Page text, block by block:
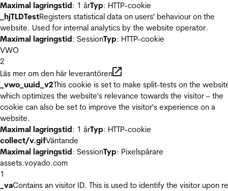
Maximal lagringstid: 1 årTyp: HTTP-cookie
_hjTLDTestRegisters statistical data on users' behaviour on the
website. Used for internal analytics by the website operator.
Maximal lagringstid: SessionTyp: HTTP-cookie
VWO
2
Läs mer om den här leverantören
_vwo_uuid_v2This cookie is set to make split-tests on the
which optimizes the website's relevance towards the visitor – the
cookie can also be set to improve the visitor's experience on a
website.
Maximal lagringstid: 1 årTyp: HTTP-cookie
collect/v.gifVäntande
Maximal lagringstid: SessionTyp: Pixelspårare
assets.voyado.com
1
_vaContains an visitor ID. This is used to identify the visitor upon